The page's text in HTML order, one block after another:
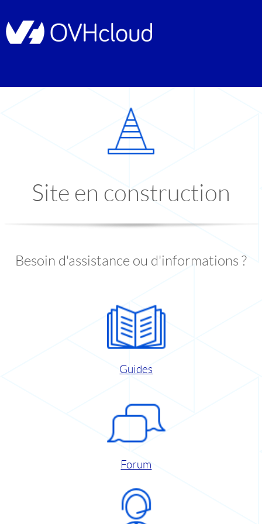
Site en construction
Besoin d'assistance ou d'informations ?
Guides
Forum